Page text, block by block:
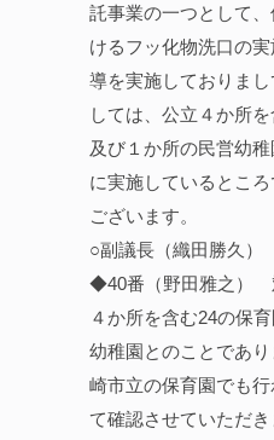
託事業の一つとして
けるフッ化物洗口の
導を実施しておりま
しては、公立４か所
及び１か所の民営幼
に実施しているとこ
ございます。
○副議長（織田勝久）
◆40番（野田雅之）
４か所を含む24の保
幼稚園とのことであ
崎市立の保育園でも
て確認させていただ